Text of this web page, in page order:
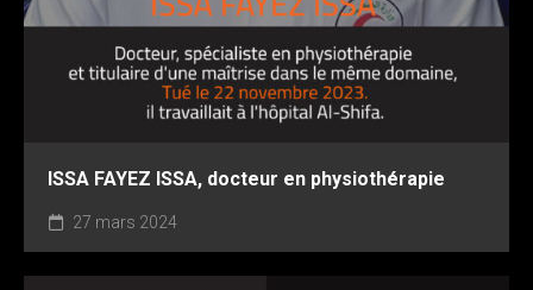
ISSA FAYEZ ISSA, docteur en physiothérapie
27 mars 2024